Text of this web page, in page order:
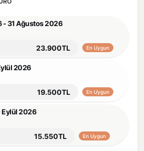
- 31 Ağustos 2026
23.900TL En Uygun
2026
19.500TL En Uygun
Eylül 2026
15.550TL En Uygun